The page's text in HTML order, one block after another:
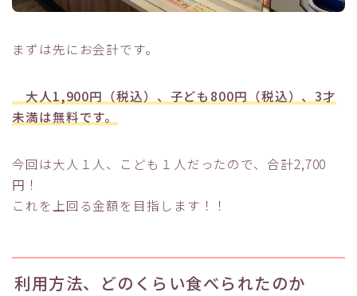
まずは先にお会計です。
大人1,900円（税込）、子ども800円（税込）、3才
未満は無料です。
今回は大人１人、こども１人だったので、合計2,700
円！
これを上回る金額を目指します！！
利用方法、どのくらい食べられたのか